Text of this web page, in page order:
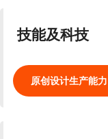
技能及科技
原创设计生产能力